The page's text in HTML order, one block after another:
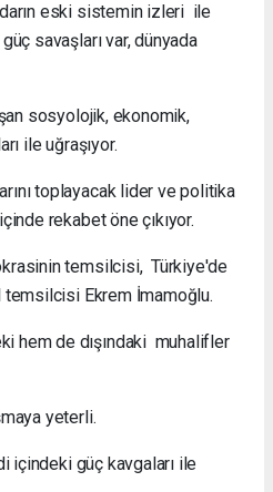
eski sistemin izleri ile
savaşları var, dünyada
sosyolojik, ekonomik,
ile uğraşıyor.
toplayacak lider ve politika
rekabet öne çıkıyor.
temsilcisi, Türkiye'de
Ekrem İmamoğlu.
hem de dışındaki muhalifler
yeterli.
içindeki güç kavgaları ile